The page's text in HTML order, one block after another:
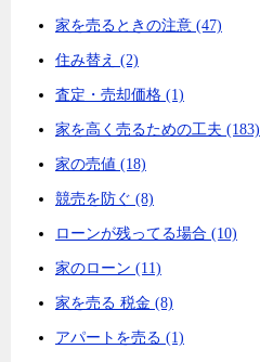
家を売るときの注意 (47)
住み替え (2)
査定・売却価格 (1)
家を高く売るための工夫 (183)
家の売値 (18)
競売を防ぐ (8)
ローンが残ってる場合 (10)
家のローン (11)
家を売る 税金 (8)
アパートを売る (1)